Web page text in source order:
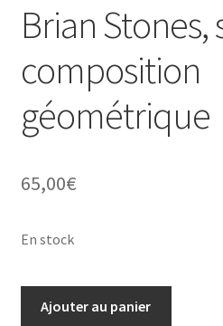
Brian
composition
géométrique
65,00€
En stock
Ajouter au panier